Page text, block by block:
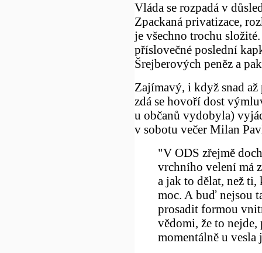
Vláda se rozpadá v
Zpackaná privatizace,
je všechno trochu
příslovečné poslední
Šrejberových peněz a
Zajímavý, i když snad
zdá se hovoří dost
u občanů vydobyla)
v sobotu večer Milan
"V ODS zřejmě
vrchního velení má
a jak to dělat, než
moc. A buď nejsou
prosadit formou
vědomi, že to nejde,
momentálně u